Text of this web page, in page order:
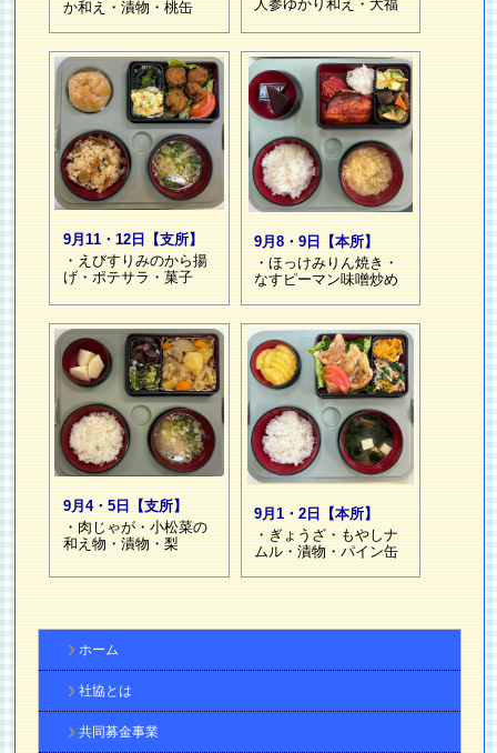
か和え・漬物・桃缶
人参ゆかり和え・大福
9月11・12日【支所】
・えびすりみのから揚
げ・ポテサラ・菓子
9月8・9日【本所】
・ほっけみりん焼き・
なすピーマン味噌炒め
9月4・5日【支所】
・肉じゃが・小松菜の
和え物・漬物・梨
9月1・2日【本所】
・ぎょうざ・もやしナ
ムル・漬物・パイン缶
ホーム
社協とは
共同募金事業